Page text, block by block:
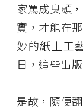
家罵成臭頭
實，才能在
妙的紙上工
日，這些出
是故，隨便